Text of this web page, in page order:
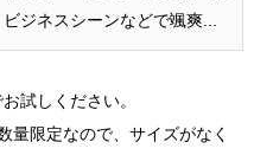
ジネスシーンなどで颯爽...
試しください。
量限定なので、サイズがなく